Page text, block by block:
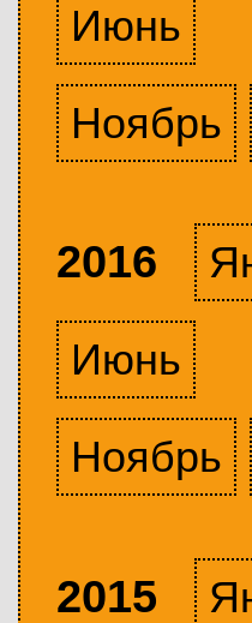
Июнь
Ноябрь
2016
Июнь
Ноябрь
2015